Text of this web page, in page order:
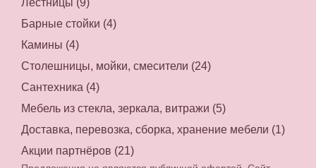
Лестницы (9)
Барные стойки (4)
Камины (4)
Столешницы, мойки, смесители (24)
Сантехника (4)
Мебель из стекла, зеркала, витражи (5)
Доставка, перевозка, сборка, хранение мебели (1)
Акции партнёров (21)